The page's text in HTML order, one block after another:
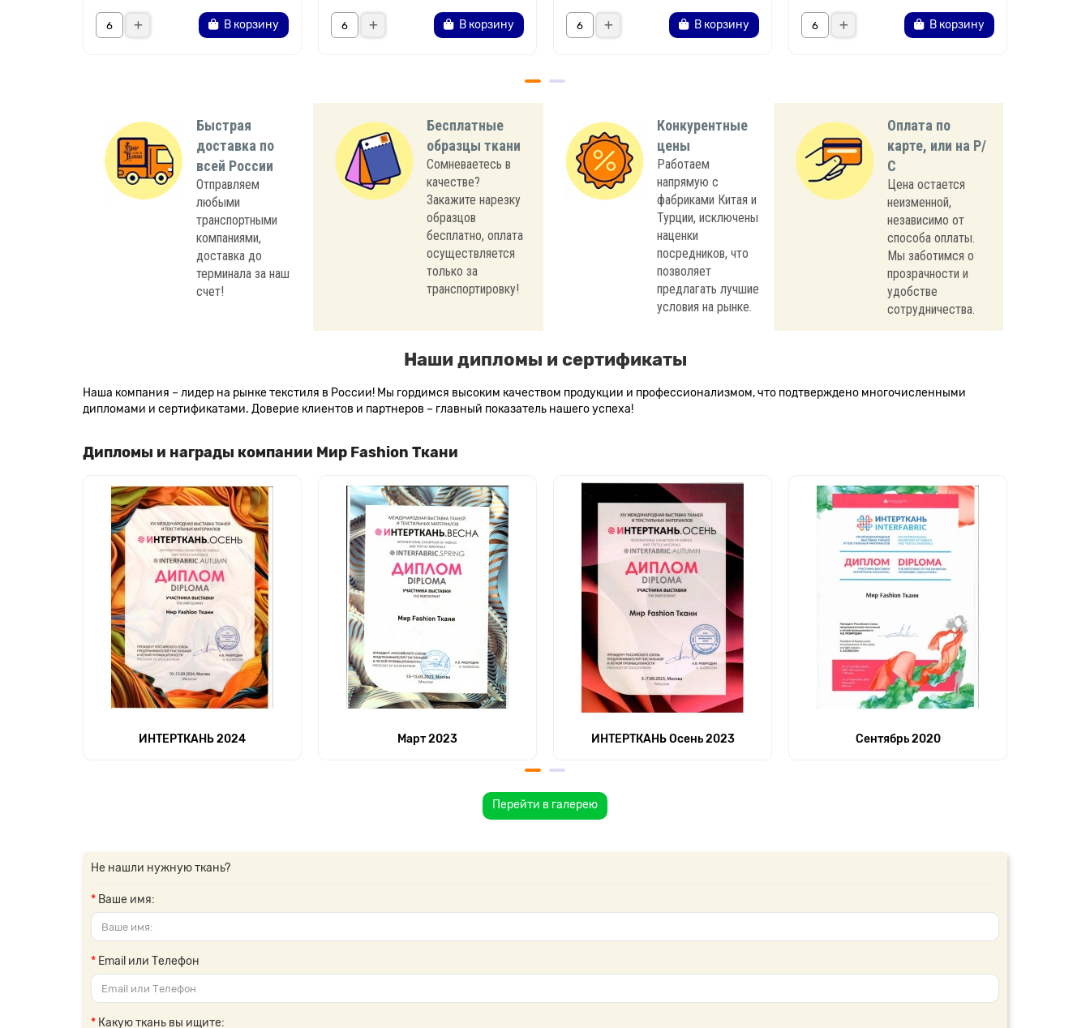
В корзину В корзину В корзину В корзину
Быстрая
доставка по
всей России
Отправляем
любыми
транспортными
компаниями,
доставка до
терминала за наш
счет!
Бесплатные
образцы ткани
Сомневаетесь в
качестве?
Закажите нарезку
образцов
бесплатно, оплата
осуществляется
только за
транспортировку!
Конкурентные
цены
Работаем
напрямую с
фабриками Китая и
Турции, исключены
наценки
посредников, что
позволяет
предлагать лучшие
условия на рынке.
Оплата по
карте, или на Р/
С
Цена остается
неизменной,
независимо от
способа оплаты.
Мы заботимся о
прозрачности и
удобстве
сотрудничества.
Наши дипломы и сертификаты
Наша компания – лидер на рынке текстиля в России! Мы гордимся высоким качеством продукции и профессионализмом, что подтверждено многочисленными
дипломами и сертификатами. Доверие клиентов и партнеров – главный показатель нашего успеха!
Дипломы и награды компании Мир Fashion Ткани
ИНТЕРТКАНЬ 2024 Март 2023 ИНТЕРТКАНЬ Осень 2023 Сентябрь 2020
Перейти в галерею
Не нашли нужную ткань?
Ваше имя:
Email или Телефон
Какую ткань вы ищите: